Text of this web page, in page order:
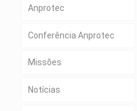
Anprotec
Conferência Anprotec
Missões
Notícias